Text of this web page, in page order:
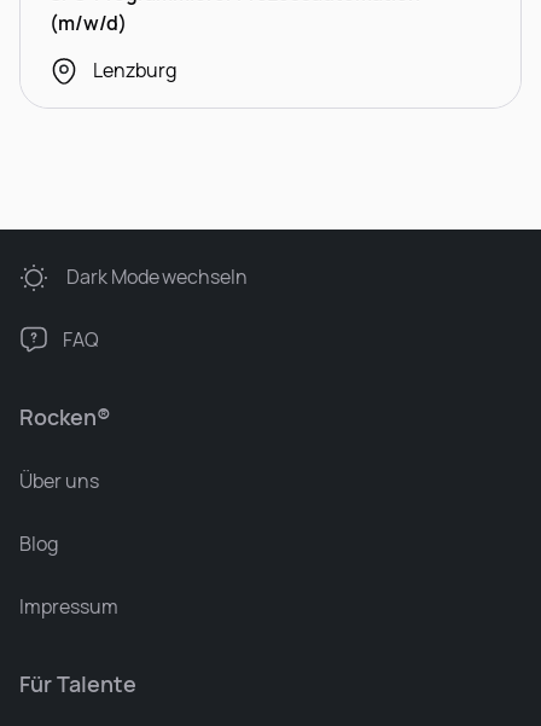
(m/w/d)
Lenzburg
Rocken®
Über uns
Blog
Impressum
Für Talente
Dark Modewechseln
FAQ